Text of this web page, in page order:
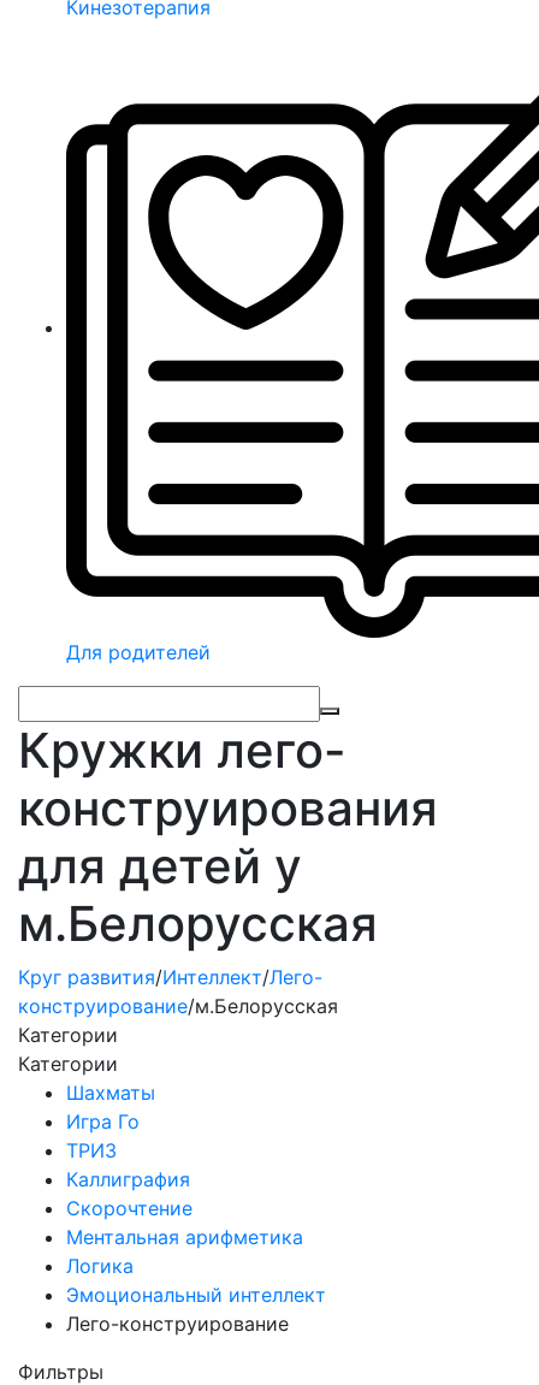
Кинезотерапия
Для родителей
Кружки лего-
конструирования
для детей у
м.Белорусская
Круг развития/Интеллект/Лего-
конструирование/м.Белорусская
Категории
Категории
Шахматы
Игра Го
ТРИЗ
Каллиграфия
Скорочтение
Ментальная арифметика
Логика
Эмоциональный интеллект
Лего-конструирование
Фильтры